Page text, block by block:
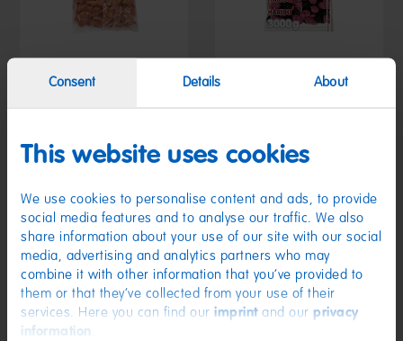
Consent Details About
This website uses cookies
We use cookies to personalise content and ads, to provide
social media features and to analyse our traffic. We also
share information about your use of our site with our social
media, advertising and analytics partners who may
combine it with other information that you’ve provided to
them or that they’ve collected from your use of their
services. Here you can find our imprintand our privacy
information
16,49 € (5,50 € / kg) (5,50 € / kg)